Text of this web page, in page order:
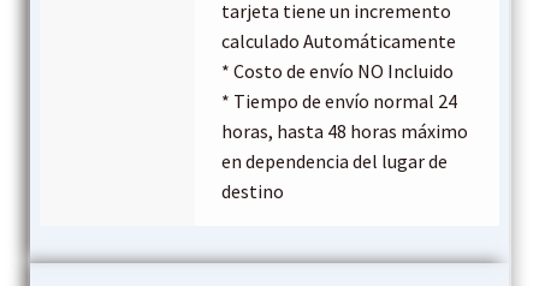
tarjeta tiene un incremento
calculado Automáticamente
* Costo de envío NO Incluido
* Tiempo de envío normal 24
horas, hasta 48 horas máximo
en dependencia del lugar de
destino